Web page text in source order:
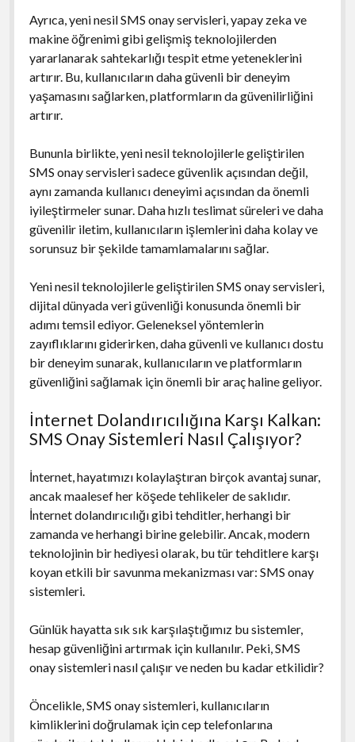
Ayrıca, yeni nesil SMS onay servisleri, yapay zeka ve
makine öğrenimi gibi gelişmiş teknolojilerden
yararlanarak sahtekarlığı tespit etme yeteneklerini
artırır. Bu, kullanıcıların daha güvenli bir deneyim
yaşamasını sağlarken, platformların da güvenilirliğini
artırır.
Bununla birlikte, yeni nesil teknolojilerle geliştirilen
SMS onay servisleri sadece güvenlik açısından değil,
aynı zamanda kullanıcı deneyimi açısından da önemli
iyileştirmeler sunar. Daha hızlı teslimat süreleri ve daha
güvenilir iletim, kullanıcıların işlemlerini daha kolay ve
sorunsuz bir şekilde tamamlamalarını sağlar.
Yeni nesil teknolojilerle geliştirilen SMS onay servisleri,
dijital dünyada veri güvenliği konusunda önemli bir
adımı temsil ediyor. Geleneksel yöntemlerin
zayıflıklarını giderirken, daha güvenli ve kullanıcı dostu
bir deneyim sunarak, kullanıcıların ve platformların
güvenliğini sağlamak için önemli bir araç haline geliyor.
İnternet Dolandırıcılığına Karşı Kalkan:
SMS Onay Sistemleri Nasıl Çalışıyor?
İnternet, hayatımızı kolaylaştıran birçok avantaj sunar,
ancak maalesef her köşede tehlikeler de saklıdır.
İnternet dolandırıcılığı gibi tehditler, herhangi bir
zamanda ve herhangi birine gelebilir. Ancak, modern
teknolojinin bir hediyesi olarak, bu tür tehditlere karşı
koyan etkili bir savunma mekanizması var: SMS onay
sistemleri.
Günlük hayatta sık sık karşılaştığımız bu sistemler,
hesap güvenliğini artırmak için kullanılır. Peki, SMS
onay sistemleri nasıl çalışır ve neden bu kadar etkilidir?
Öncelikle, SMS onay sistemleri, kullanıcıların
kimliklerini doğrulamak için cep telefonlarına